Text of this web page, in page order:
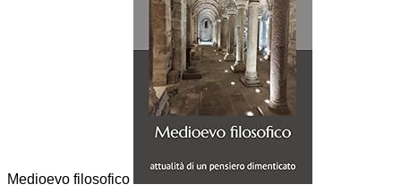
Medioevo filosofico